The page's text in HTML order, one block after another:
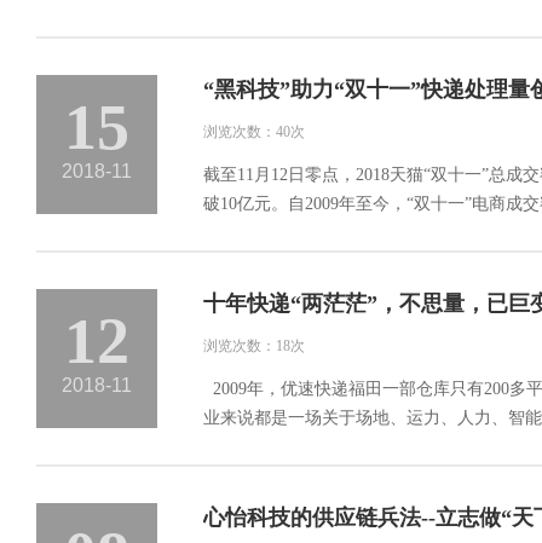
15
2018-11
“黑科技”助力“双十一”快递处理量
浏览次数：40次
截至11月12日零点，2018天猫“双十一”总成
破10亿元。自2009年至今，“双十一”电商成
12
2018-11
十年快递“两茫茫”，不思量，已巨
浏览次数：18次
2009年，优速快递福田一部仓库只有200多
业来说都是一场关于场地、运力、人力、智
心怡科技的供应链兵法--立志做“天